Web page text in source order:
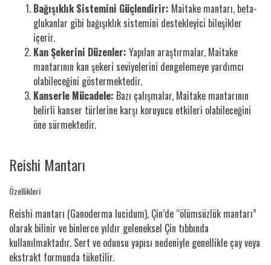
Bağışıklık Sistemini Güçlendirir: Maitake mantarı, beta-
glukanlar gibi bağışıklık sistemini destekleyici bileşikler
içerir.
Kan Şekerini Düzenler: Yapılan araştırmalar, Maitake
mantarının kan şekeri seviyelerini dengelemeye yardımcı
olabileceğini göstermektedir.
Kanserle Mücadele: Bazı çalışmalar, Maitake mantarının
belirli kanser türlerine karşı koruyucu etkileri olabileceğini
öne sürmektedir.
Reishi Mantarı
Özellikleri
Reishi mantarı (Ganoderma lucidum), Çin’de “ölümsüzlük mantarı”
olarak bilinir ve binlerce yıldır geleneksel Çin tıbbında
kullanılmaktadır. Sert ve odunsu yapısı nedeniyle genellikle çay veya
ekstrakt formunda tüketilir.